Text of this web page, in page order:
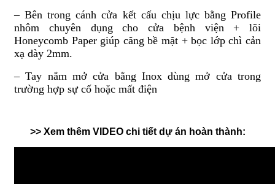
– Bên trong cánh cửa kết cấu chịu lực bằng Profile
nhôm chuyên dụng cho cửa bệnh viện + lõi
Honeycomb Paper giúp căng bề mặt + bọc lớp chì cản
xạ dày 2mm.
– Tay nắm mở cửa bằng Inox dùng mở cửa trong
trường hợp sự cố hoặc mất điện
>> Xem thêm VIDEO chi tiết dự án hoàn thành: